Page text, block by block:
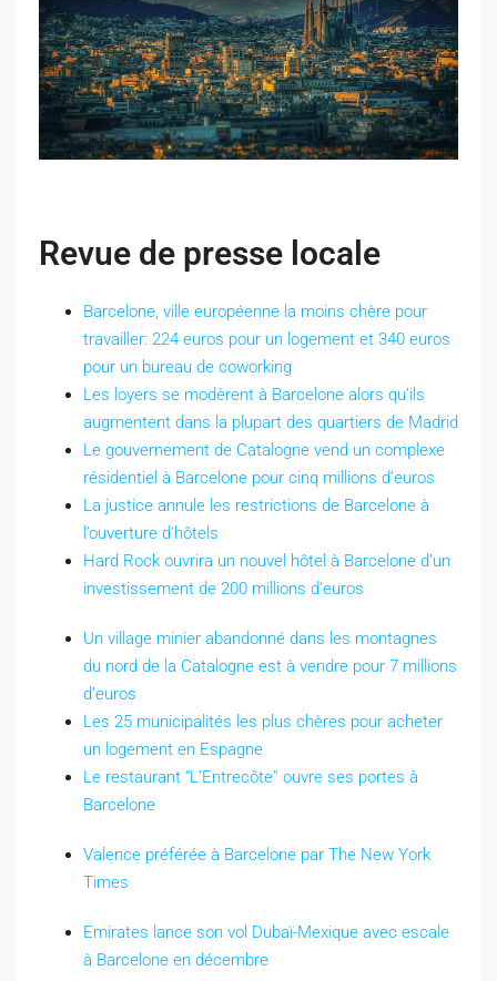
Revue de presse locale
Barcelone, ville européenne la moins chère pour
travailler: 224 euros pour un logement et 340 euros
pour un bureau de coworking
Les loyers se modèrent à Barcelone alors qu’ils
augmentent dans la plupart des quartiers de Madrid
Le gouvernement de Catalogne vend un complexe
résidentiel à Barcelone pour cinq millions d’euros
La justice annule les restrictions de Barcelone à
l’ouverture d’hôtels
Hard Rock ouvrira un nouvel hôtel à Barcelone d’un
investissement de 200 millions d’euros
Un village minier abandonné dans les montagnes
du nord de la Catalogne est à vendre pour 7 millions
d’euros
Les 25 municipalités les plus chères pour acheter
un logement en Espagne
Le restaurant “L’Entrecôte” ouvre ses portes à
Barcelone
Valence préférée à Barcelone par The New York
Times
Emirates lance son vol Dubaï-Mexique avec escale
à Barcelone en décembre